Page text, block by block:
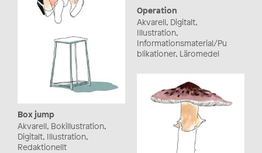
Operation
Akvarell, Digitalt,
Illustration,
Informationsmaterial/Pu
blikationer, Läromedel
Box jump
Akvarell, Bokillustration,
Digitalt, Illustration,
Redaktionellt